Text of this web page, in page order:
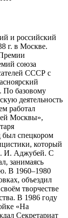
и российский
г. в Москве.
союза
СССР с
По базовому
деятельность
работал
Москвы»,
был спецкором
который
И. Аджубей. С
занимаясь
В 1960–1980
объездил
творчестве
В 1986 году
«На
Секретариат